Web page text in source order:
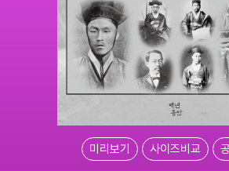
미리보기 사이즈비교